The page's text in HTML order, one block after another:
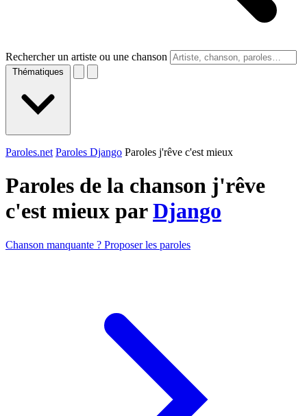
Rechercher un artiste ou une chanson
Thématiques
Paroles.net Paroles Django Paroles j'rêve c'est mieux
Paroles de la chanson j'rêve
c'est mieux parDjango
Chanson manquante ? Proposer les paroles